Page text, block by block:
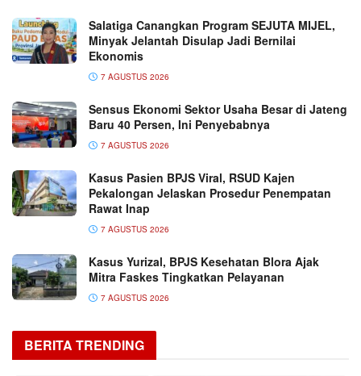
Salatiga Canangkan Program SEJUTA MIJEL,
Minyak Jelantah Disulap Jadi Bernilai
Ekonomis
7 AGUSTUS 2026
Sensus Ekonomi Sektor Usaha Besar di Jateng
Baru 40 Persen, Ini Penyebabnya
7 AGUSTUS 2026
Kasus Pasien BPJS Viral, RSUD Kajen
Pekalongan Jelaskan Prosedur Penempatan
Rawat Inap
7 AGUSTUS 2026
Kasus Yurizal, BPJS Kesehatan Blora Ajak
Mitra Faskes Tingkatkan Pelayanan
7 AGUSTUS 2026
BERITA TRENDING